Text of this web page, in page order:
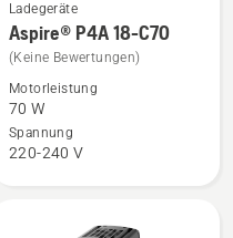
Mehr
Details
zu
Aspire®
P4A
18-
Ladegeräte
Aspire® P4A 18-C70
(Keine Bewertungen)
Motorleistung
70 W
Spannung
220-240 V